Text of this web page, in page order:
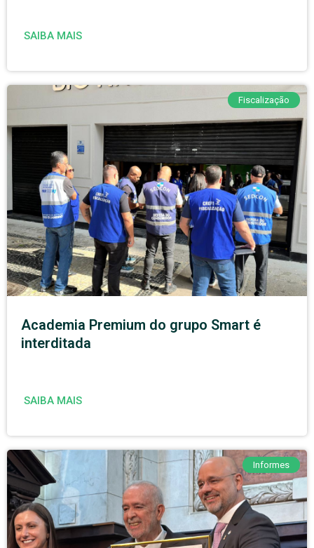
SAIBA MAIS
Fiscalização
Academia Premium do grupo Smart é
interditada
SAIBA MAIS
Informes